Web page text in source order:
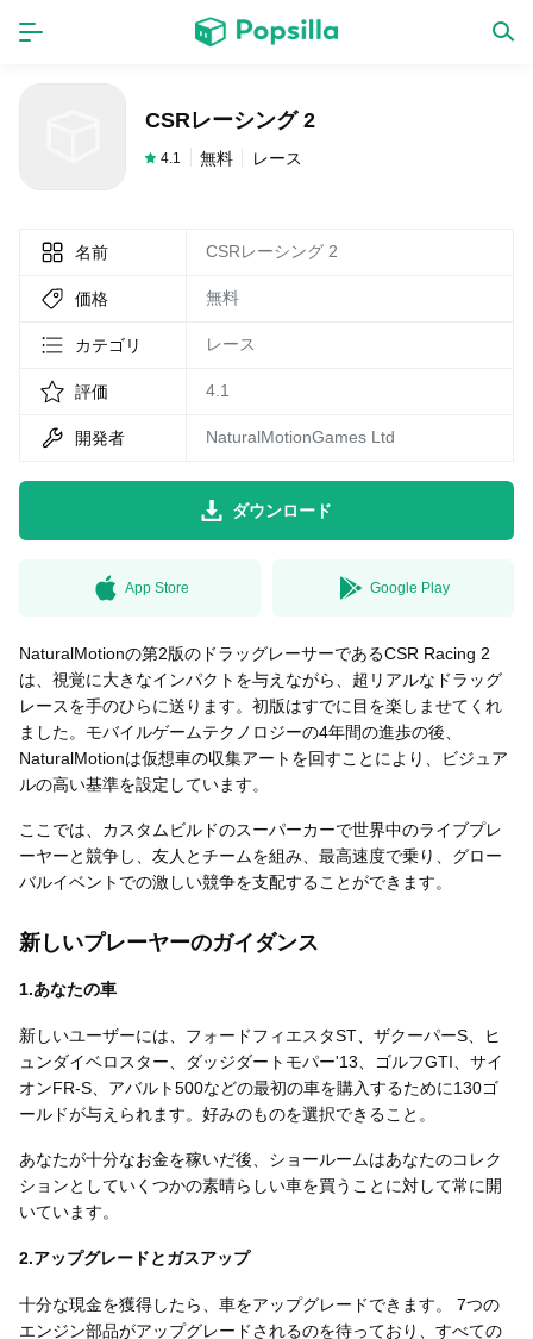
LINE無料スタンプ
無料猫ミーム
CSRレーシング 2
4.1 無料 レース
名前 CSRレーシング 2
価格 無料
カテゴリ レース
評価 4.1
開発者 NaturalMotionGames Ltd
ダウンロード
App Store Google Play
NaturalMotionの第2版のドラッグレーサーであるCSR Racing 2
は、視覚に大きなインパクトを与えながら、超リアルなドラッグ
レースを手のひらに送ります。初版はすでに目を楽しませてくれ
ました。モバイルゲームテクノロジーの4年間の進歩の後、
NaturalMotionは仮想車の収集アートを回すことにより、ビジュア
ルの高い基準を設定しています。
ここでは、カスタムビルドのスーパーカーで世界中のライブプレ
ーヤーと競争し、友人とチームを組み、最高速度で乗り、グロー
バルイベントでの激しい競争を支配することができます。
新しいプレーヤーのガイダンス
1.あなたの車
新しいユーザーには、フォードフィエスタST、ザクーパーS、ヒ
ュンダイベロスター、ダッジダートモパー'13、ゴルフGTI、サイ
オンFR-S、アバルト500などの最初の車を購入するために130ゴ
ールドが与えられます。好みのものを選択できること。
あなたが十分なお金を稼いだ後、ショールームはあなたのコレク
ションとしていくつかの素晴らしい車を買うことに対して常に開
いています。
2.アップグレードとガスアップ
十分な現金を獲得したら、車をアップグレードできます。 7つの
エンジン部品がアップグレードされるのを待っており、すべての